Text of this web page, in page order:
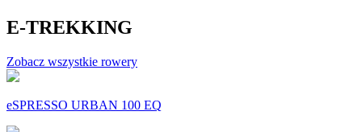
E-TREKKING
Zobacz wszystkie rowery
eSPRESSO URBAN 100 EQ